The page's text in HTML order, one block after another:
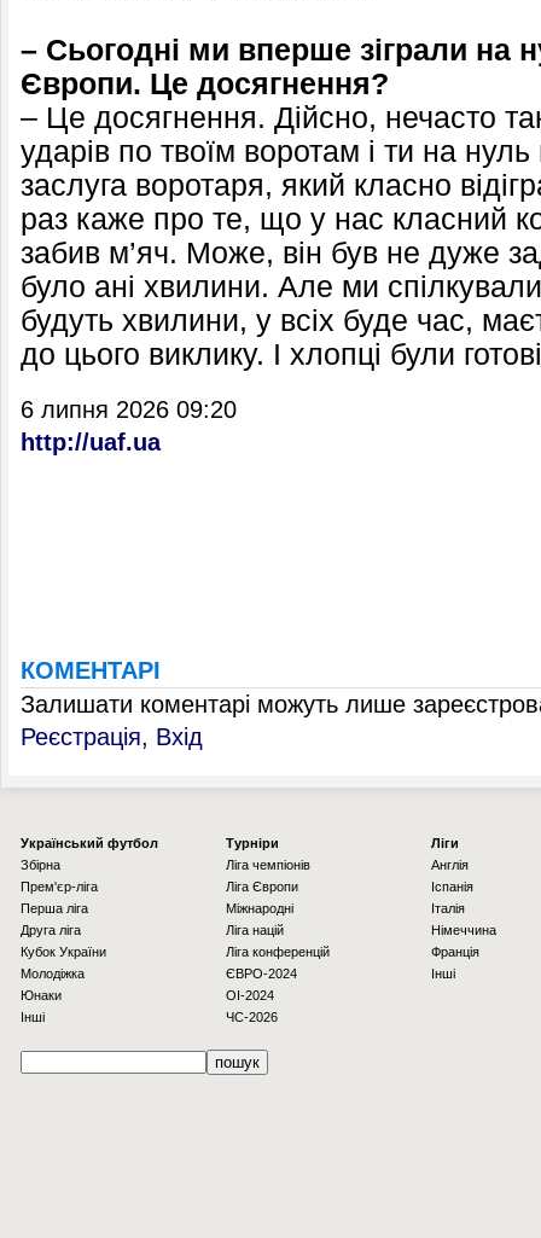
– Сьогодні ми вперше зіграли на
Європи. Це досягнення?
– Це досягнення. Дійсно, нечасто
ударів по твоїм воротам і ти на
заслуга воротаря, який класно
раз каже про те, що у нас класний
забив м’яч. Може, він був не дуже
було ані хвилини. Але ми
будуть хвилини, у всіх буде час,
до цього виклику. І хлопці були
6 липня 2026 09:20
http://uaf.ua
КОМЕНТАРІ
Залишати коментарі можуть лише
Реєстрація, Вхід
Українcький футбол
Збірна
Прем'єр-ліга
Перша ліга
Друга ліга
Кубок України
Молодіжка
Юнаки
Інші
Турніри
Ліга чемпіонів
Ліга Європи
Міжнародні
Ліга націй
Ліга конференцій
ЄВРО-2024
OI-2024
ЧС-2026
Ліги
Англія
Іспанія
Італія
Німеччина
Франція
Інші